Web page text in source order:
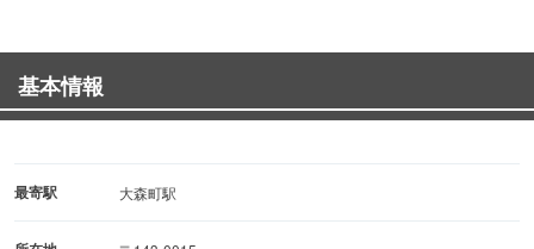
基本情報
最寄駅 大森町駅